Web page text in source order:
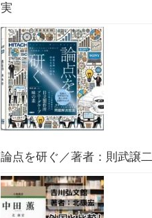
実
論点を研ぐ／著者：則武譲二